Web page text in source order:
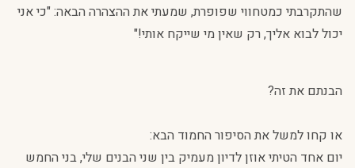
שהתקרבתי כמטחווי שפופרת, שמעתי את ההצהרה הבאה: "כי אני
יכול לבוא אליך, רק שאין מי שייקח אותי!"
הבנתם את זה?
או קחו למשל את הסיפור החמוד הבא:
יום אחד הטיתי אוזן לדיון מעמיק בין שני הבנים שלי, בני החמש